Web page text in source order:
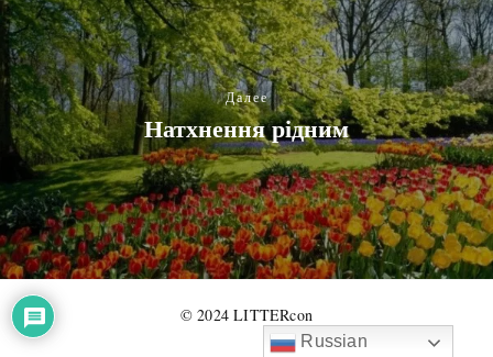
Далее
Натхнення рідним
© 2024 LITTERcon
Russian